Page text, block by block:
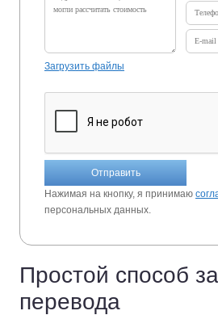
Загрузить файлы
Отправить
Нажимая на кнопку, я принимаю
персональных данных.
Простой способ
перевода